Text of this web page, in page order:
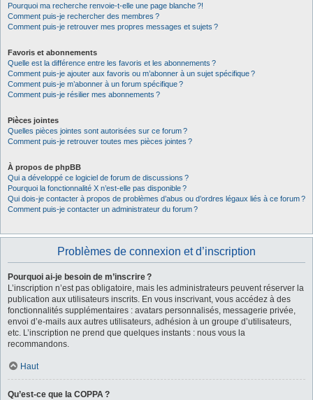
Pourquoi ma recherche renvoie-t-elle une page blanche ?!
Comment puis-je rechercher des membres ?
Comment puis-je retrouver mes propres messages et sujets ?
Favoris et abonnements
Quelle est la différence entre les favoris et les abonnements ?
Comment puis-je ajouter aux favoris ou m’abonner à un sujet spécifique ?
Comment puis-je m’abonner à un forum spécifique ?
Comment puis-je résilier mes abonnements ?
Pièces jointes
Quelles pièces jointes sont autorisées sur ce forum ?
Comment puis-je retrouver toutes mes pièces jointes ?
À propos de phpBB
Qui a développé ce logiciel de forum de discussions ?
Pourquoi la fonctionnalité X n’est-elle pas disponible ?
Qui dois-je contacter à propos de problèmes d’abus ou d’ordres légaux liés à ce forum ?
Comment puis-je contacter un administrateur du forum ?
Problèmes de connexion et d’inscription
Pourquoi ai-je besoin de m’inscrire ?
L’inscription n’est pas obligatoire, mais les administrateurs peuvent réserver la
publication aux utilisateurs inscrits. En vous inscrivant, vous accédez à des
fonctionnalités supplémentaires : avatars personnalisés, messagerie privée,
envoi d’e-mails aux autres utilisateurs, adhésion à un groupe d’utilisateurs,
etc. L’inscription ne prend que quelques instants : nous vous la
recommandons.
Haut
Qu’est-ce que la COPPA ?